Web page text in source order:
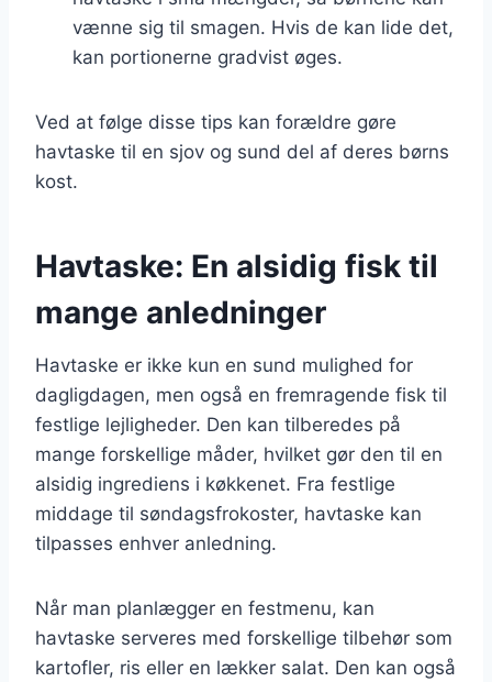
vænne sig til smagen. Hvis de kan lide det,
kan portionerne gradvist øges.
Ved at følge disse tips kan forældre gøre
havtaske til en sjov og sund del af deres børns
kost.
Havtaske: En alsidig fisk til
mange anledninger
Havtaske er ikke kun en sund mulighed for
dagligdagen, men også en fremragende fisk til
festlige lejligheder. Den kan tilberedes på
mange forskellige måder, hvilket gør den til en
alsidig ingrediens i køkkenet. Fra festlige
middage til søndagsfrokoster, havtaske kan
tilpasses enhver anledning.
Når man planlægger en festmenu, kan
havtaske serveres med forskellige tilbehør som
kartofler, ris eller en lækker salat. Den kan også